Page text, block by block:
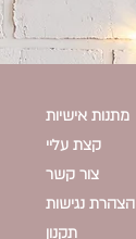
מתנות אישיות
קצת עליי
צור קשר
הצהרת נגישות
תקנון